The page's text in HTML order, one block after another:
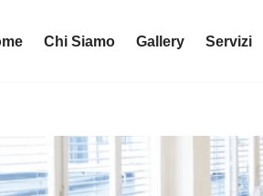
Chi Siamo Gallery Servizi